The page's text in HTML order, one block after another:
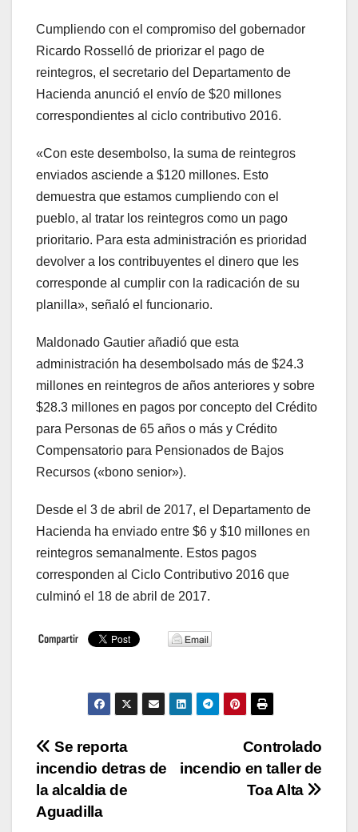
Cumpliendo con el compromiso del gobernador
Ricardo Rosselló de priorizar el pago de
reintegros, el secretario del Departamento de
Hacienda anunció el envío de $20 millones
correspondientes al ciclo contributivo 2016.
«Con este desembolso, la suma de reintegros
enviados asciende a $120 millones. Esto
demuestra que estamos cumpliendo con el
pueblo, al tratar los reintegros como un pago
prioritario. Para esta administración es prioridad
devolver a los contribuyentes el dinero que les
corresponde al cumplir con la radicación de su
planilla», señaló el funcionario.
Maldonado Gautier añadió que esta
administración ha desembolsado más de $24.3
millones en reintegros de años anteriores y sobre
$28.3 millones en pagos por concepto del Crédito
para Personas de 65 años o más y Crédito
Compensatorio para Pensionados de Bajos
Recursos («bono senior»).
Desde el 3 de abril de 2017, el Departamento de
Hacienda ha enviado entre $6 y $10 millones en
reintegros semanalmente. Estos pagos
corresponden al Ciclo Contributivo 2016 que
culminó el 18 de abril de 2017.
Navegación
de
entradas
Controlado
incendio en taller de
Toa Alta
Se reporta
incendio detras de
la alcaldia de
Aguadilla